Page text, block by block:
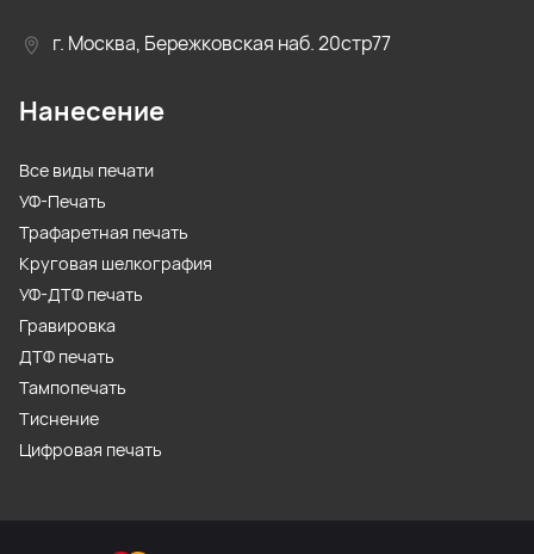
г. Москва, Бережковская наб. 20стр77
Нанесение
Все виды печати
УФ-Печать
Трафаретная печать
Круговая шелкография
УФ-ДТФ печать
Гравировка
ДТФ печать
Тампопечать
Тиснение
Цифровая печать